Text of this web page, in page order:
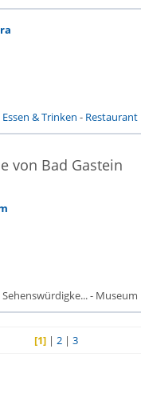
Essen & Trinken - Restaurant
von Bad Gastein
Sehenswürdigke... - Museum
[1]| 2| 3